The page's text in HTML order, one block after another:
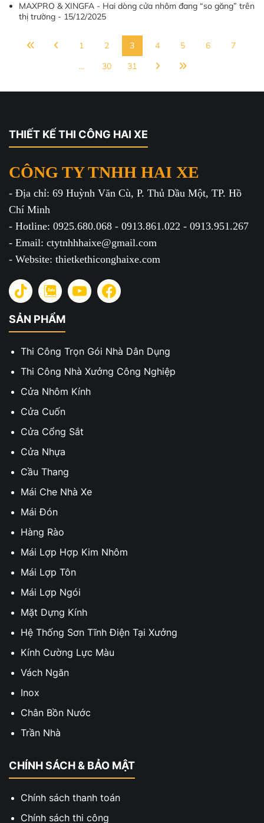
MAXPRO & XINGFA - Hai dòng cửa nhôm đang “so găng” trên
thị trường - 15/12/2025
1 2 3 4 5 6
7
...
30 31
THIẾT KẾ THI CÔNG HAI XE
CÔNG TY TNHH HAI XE
- Địa chỉ: 69 Huỳnh Văn Cù, P. Thủ Dầu Một, TP. Hồ
Chí Minh
- Hotline: 0925.680.068 - 0913.861.022 - 0913.951.267
- Email: ctytnhhhaixe@gmail.com
- Website: thietkethiconghaixe.com
SẢN PHẨM
Thi Công Trọn Gói Nhà Dân Dụng
Thi Công Nhà Xưởng Công Nghiệp
Cửa Nhôm Kính
Cửa Cuốn
Cửa Cổng Sắt
Cửa Nhựa
Cầu Thang
Mái Che Nhà Xe
Mái Đón
Hàng Rào
Mái Lợp Hợp Kim Nhôm
Mái Lợp Tôn
Mái Lợp Ngói
Mặt Dựng Kính
Hệ Thống Sơn Tĩnh Điện Tại Xưởng
Kính Cường Lực Màu
Vách Ngăn
Inox
Chân Bồn Nước
Trần Nhà
CHÍNH SÁCH & BẢO MẬT
Chính sách thanh toán
Chính sách thi công